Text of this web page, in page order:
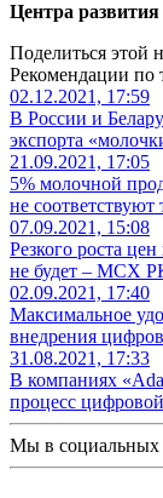
Центра
Поделиться этой
Рекомендации по
02.12.2021, 17:59
В России и
экспорта
21.09.2021, 17:05
5% молочной
не соответствуют
07.09.2021, 15:08
Резкого роста
не будет – МСХ
02.09.2021, 17:40
Максимальное
внедрения
31.08.2021, 17:33
В компаниях
процесс
Мы в социальных